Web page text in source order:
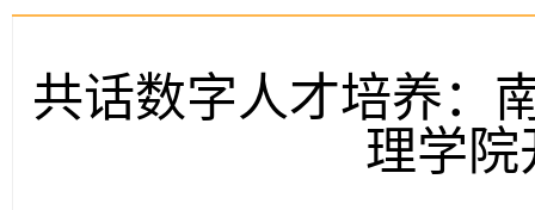
共话数字人才培养：
理学院